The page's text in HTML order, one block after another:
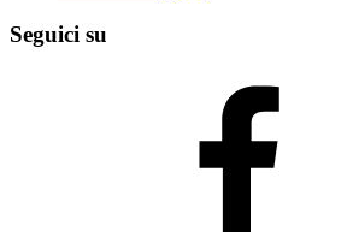
Seguici su